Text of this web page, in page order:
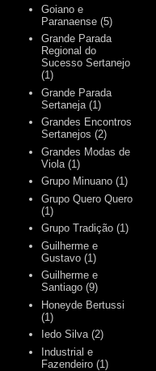
Goiano e
Paranaense (5)
Grande Parada
Regional do
Sucesso Sertanejo
(1)
Grande Parada
Sertaneja (1)
Grandes Encontros
Sertanejos (2)
Grandes Modas de
Viola (1)
Grupo Minuano (1)
Grupo Quero Quero
(1)
Grupo Tradição (1)
Guilherme e
Gustavo (1)
Guilherme e
Santiago (9)
Honeyde Bertussi
(1)
Iedo Silva (2)
Industrial e
Fazendeiro (1)